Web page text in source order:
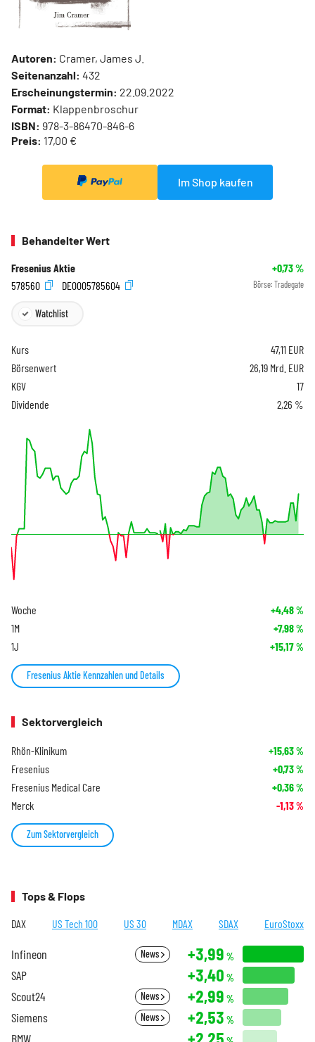
Autoren: Cramer, James J.
Seitenanzahl: 432
Erscheinungstermin: 22.09.2022
Format: Klappenbroschur
ISBN: 978-3-86470-846-6
Preis: 17,00 €
Im Shop kaufen
Behandelter Wert
Fresenius Aktie +0,73%
578560
DE0005785604 Börse: Tradegate
Watchlist
Kurs 47,11 EUR
Börsenwert
26,19 Mrd. EUR
KGV
17
Dividende
2,26 %
Woche +4,48%
1M +7,98%
1J +15,17%
Fresenius Aktie Kennzahlen und Details
Sektorvergleich
Rhön-Klinikum +15,63%
Fresenius +0,73%
Fresenius Medical Care +0,36%
Merck -1,13%
Zum Sektorvergleich
Tops & Flops
DAX US Tech 100 US 30 MDAX SDAX EuroStoxx
Infineon News +3,99 %
SAP +3,40 %
Scout24 News +2,99 %
Siemens News +2,53 %
BMW